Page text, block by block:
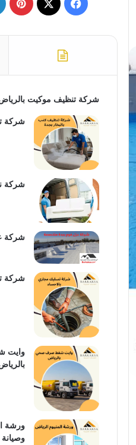
ف
س
ب
و
ك
ب
ت
ي
ر
شركة تنظيف موكيت
شركة
شركة
شركة
شركة
وايت
ورشة
وصيانة